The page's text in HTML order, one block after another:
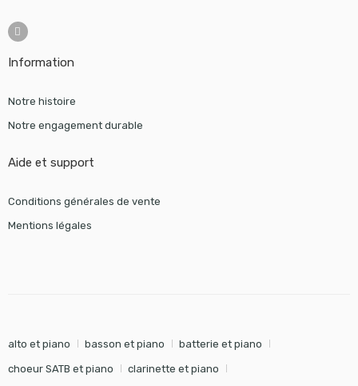
Information
Notre histoire
Notre engagement durable
Aide et support
Conditions générales de vente
Mentions légales
alto et piano basson et piano batterie et piano
choeur SATB et piano clarinette et piano